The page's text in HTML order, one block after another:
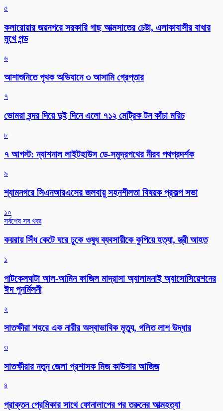
৫
কলারোয়ার জয়নগরে সরকারি গাছ আত্মসাতের চেষ্টা, এলাকাবাসীর বাধার
মুখে পন্ড
৬
আশাশুনিতে পৃথক অভিযানে ৩ আসামি গ্রেপ্তার
৭
ভোমরা বন্দর দিয়ে দুই দিনে এলো ৭১২ মেট্রিক টন কাঁচা মরিচ
৮
৭ আগস্ট: ন্যাশনাল লাইটহাউস ডে-সমুদ্রপথের নীরব পথপ্রদর্শক
৯
শ্যামনগরে সিএনআরএসের জলবায়ু সহনশীলতা বিষয়ক প্রকল্প সভা
১০
সর্বশেষ সব খবর
কয়রায় সিঁধ কেটে ঘরে ঢুকে ওষুধ ব্যবসায়ীকে কুপিয়ে হত্যা, স্ত্রী আহত
১
পাটকেলঘাটা আল-আমিন ফাজিল মাদ্রাসা অ্যালামনাই অ্যাসোসিয়েশনের
ঈদ পুনর্মিলনী
২
সাতক্ষীরা শহরে এক নারীর অস্বাভাবিক মৃত্যু, গলিত লাশ উদ্ধার
৩
সাতক্ষীরার নতুন জেলা প্রশাসক মিজ কাউসার আজিজ
৪
প্রাক্তন প্রেমিকার সাথে ফোনালাপের পর তরুনের আত্মহত্যা